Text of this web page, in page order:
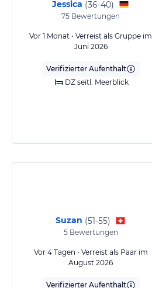
Jessica (36-40)
75 Bewertungen
Vor 1 Monat • Verreist als Gruppe im
Juni 2026
Verifizierter Aufenthalt
DZ seitl. Meerblick
Suzan (51-55)
5Bewertungen
Vor 4 Tagen • Verreist als Paar im
August 2026
Verifizierter Aufenthalt